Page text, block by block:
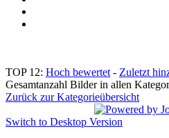
TOP 12: Hoch bewertet - Zuletzt
Gesamtanzahl Bilder in allen
Zurück zur Kategorieübersicht
Switch to Desktop Version